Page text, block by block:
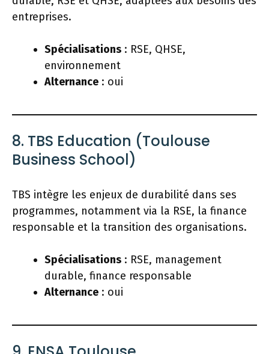
entreprises.
Spécialisations : RSE, QHSE,
environnement
Alternance : oui
8. TBS Education (Toulouse
Business School)
TBS intègre les enjeux de durabilité dans ses
programmes, notamment via la RSE, la finance
responsable et la transition des organisations.
Spécialisations : RSE, management
durable, finance responsable
Alternance : oui